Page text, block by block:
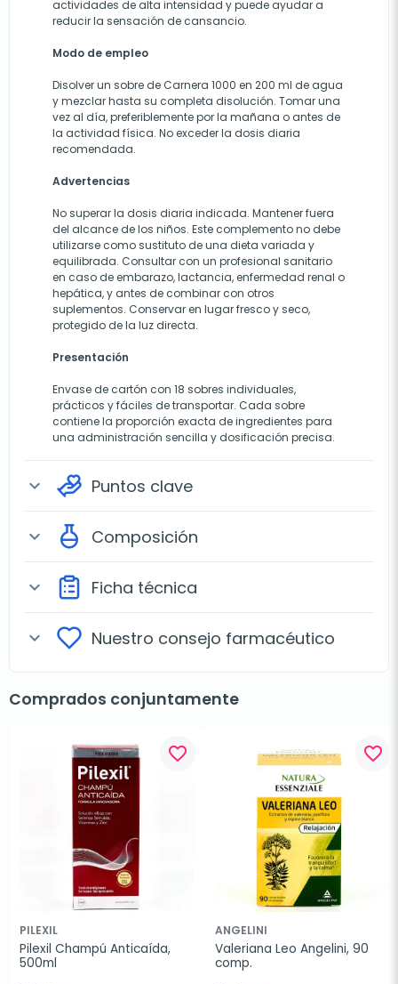
actividades de alta intensidad y puede ayudar a
reducir la sensación de cansancio.
Modo de empleo
Disolver un sobre de Carnera 1000 en 200 ml de agua
y mezclar hasta su completa disolución. Tomar una
vez al día, preferiblemente por la mañana o antes de
la actividad física. No exceder la dosis diaria
recomendada.
Advertencias
No superar la dosis diaria indicada. Mantener fuera
del alcance de los niños. Este complemento no debe
utilizarse como sustituto de una dieta variada y
equilibrada. Consultar con un profesional sanitario
en caso de embarazo, lactancia, enfermedad renal o
hepática, y antes de combinar con otros
suplementos. Conservar en lugar fresco y seco,
protegido de la luz directa.
Presentación
Envase de cartón con 18 sobres individuales,
prácticos y fáciles de transportar. Cada sobre
contiene la proporción exacta de ingredientes para
una administración sencilla y dosificación precisa.
expand_more Puntos clave
expand_more Composición
expand_more Ficha técnica
expand_more Nuestro consejo farmacéutico
Comprados conjuntamente
favorite_border
PILEXIL
Pilexil Champú Anticaída,
500ml
favorite_border
ANGELINI
Valeriana Leo Angelini, 90
comp.